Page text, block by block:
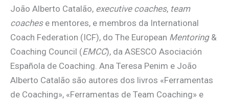
João Alberto Catalão, executive coaches, team
coachese mentores, e membros da International
Coach Federation (ICF), do The European Mentoring&
Coaching Council (EMCC), da ASESCO Asociación
Española de Coaching. Ana Teresa Penim e João
Alberto Catalão são autores dos livros «Ferramentas
de Coaching», «Ferramentas de Team Coaching» e